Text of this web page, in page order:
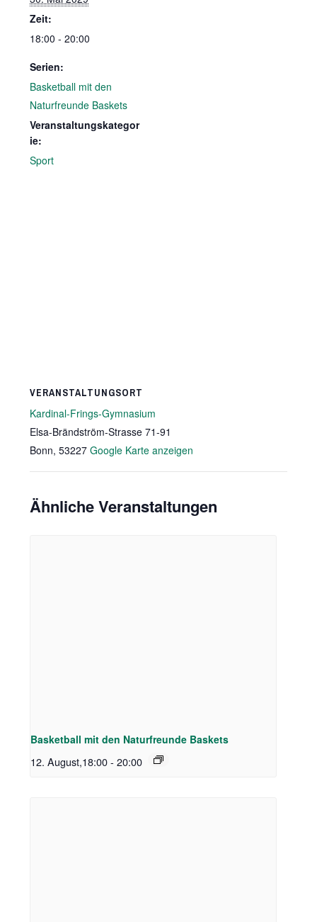
Zeit:
18:00 - 20:00
Serien:
Basketball mit den
Naturfreunde Baskets
Veranstaltungskategor
ie:
Sport
VERANSTALTUNGSORT
Kardinal-Frings-Gymnasium
Elsa-Brändström-Strasse 71-91
Bonn, 53227 Google Karte anzeigen
Ähnliche Veranstaltungen
Basketball mit den Naturfreunde Baskets
12. August,18:00 - 20:00